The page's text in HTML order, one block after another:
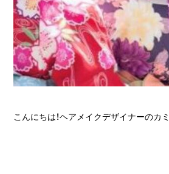
こんにちは！ヘアメイクデザイナーのカ